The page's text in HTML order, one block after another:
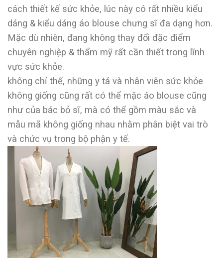
cách thiết kế sức khỏe, lúc này có rất nhiều kiểu
dáng & kiểu dáng áo blouse chưng sĩ đa dạng hơn.
Mặc dù nhiên, đang không thay đổi đặc điểm
chuyên nghiệp & thẩm mỹ rất cần thiết trong lĩnh
vực sức khỏe.
không chỉ thế, những y tá và nhân viên sức khỏe
không giống cũng rất có thể mặc áo blouse cũng
như của bác bỏ sĩ, mà có thể gồm màu sắc và
mẫu mã không giống nhau nhằm phân biệt vai trò
và chức vụ trong bộ phận y tế.